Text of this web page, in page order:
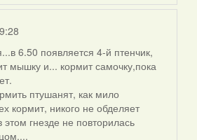
6.50 появляется 4-й птенчик,
мышку и... кормит самочку,пока
птушанят, как мило
кормит, никого не обделяет
гнезде не повторилась